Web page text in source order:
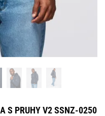
S PRUHY V2 SSNZ-0250